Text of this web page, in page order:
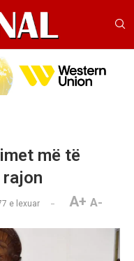
më të
e lexuar A+ A-